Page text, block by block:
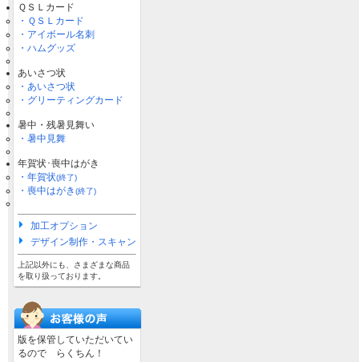
ＱＳＬカード
・ＱＳＬカード
・アイボール名刺
・ハムグッズ
あいさつ状
・あいさつ状
・グリーティングカード
暑中・残暑見舞い
・暑中見舞
年賀状･喪中はがき
・年賀状(終了)
・喪中はがき(終了)
加工オプション
デザイン制作・スキャン
上記以外にも、さまざまな商品
を取り扱っております。
版を保管していただいてい
るので らくちん！